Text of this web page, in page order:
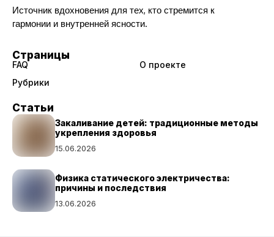
Источник вдохновения для тех, кто стремится к
гармонии и внутренней ясности.
Страницы
FAQ
О проекте
Рубрики
Статьи
Закаливание детей: традиционные методы
укрепления здоровья
15.06.2026
Физика статического электричества:
причины и последствия
13.06.2026